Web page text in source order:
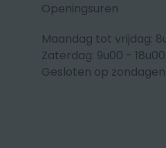
Openingsuren
Maandag tot vrijdag:
Zaterdag: 9u00 - 18u00
Gesloten op